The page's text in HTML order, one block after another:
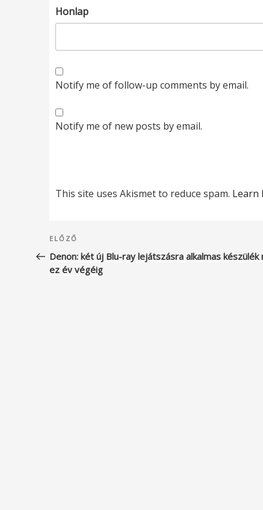
Honlap
Notify me of follow-up comments by email.
Notify me of new posts by email.
This site uses Akismet to reduce spam. Learn
Bejegyzés
navigáció
Korábbi
bejegyzés
ELŐZŐ
Denon: két új Blu-ray lejátszásra alkalmas készülék
ez év végéig